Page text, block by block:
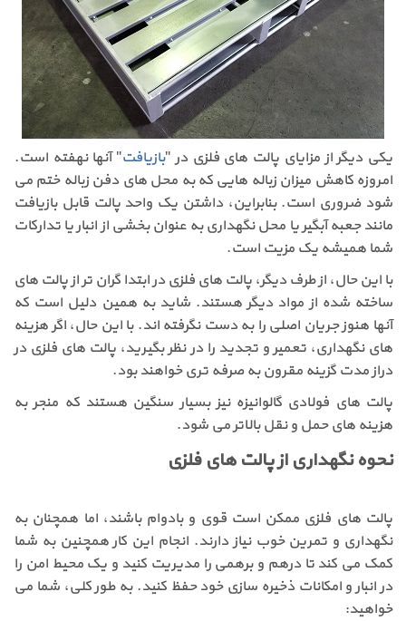
یکی دیگر از مزایای پالت های فلزی در "بازیافت" آنها نهفته است.
امروزه کاهش میزان زباله هایی که به محل های دفن زباله ختم می
شود ضروری است. بنابراین، داشتن یک واحد پالت قابل بازیافت
مانند جعبه آبگیر یا محل نگهداری به عنوان بخشی از انبار یا تدارکات
شما همیشه یک مزیت است.
با این حال، از طرف دیگر، پالت های فلزی در ابتدا گران تر از پالت های
ساخته شده از مواد دیگر هستند. شاید به همین دلیل است که
آنها هنوز جریان اصلی را به دست نگرفته اند. با این حال، اگر هزینه
های نگهداری، تعمیر و تجدید را در نظر بگیرید، پالت های فلزی در
دراز مدت گزینه مقرون به صرفه تری خواهند بود.
پالت های فولادی گالوانیزه نیز بسیار سنگین هستند که منجر به
هزینه های حمل و نقل بالاتر می شود.
نحوه نگهداری از پالت های فلزی
پالت های فلزی ممکن است قوی و بادوام باشند، اما همچنان به
نگهداری و تمرین خوب نیاز دارند. انجام این کار همچنین به شما
کمک می کند تا درهم و برهمی را مدیریت کنید و یک محیط امن را
در انبار و امکانات ذخیره سازی خود حفظ کنید. به طور کلی، شما می
خواهید: